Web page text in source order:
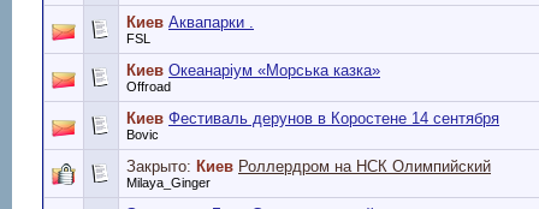
Киев Аквапарки .
FSL
Киев Океанаріум «Морська казка»
Offroad
Киев Фестиваль дерунов в Коростене 14 сентября
Bovic
Закрыто: Киев Роллердром на НСК Олимпийский
Milaya_Ginger